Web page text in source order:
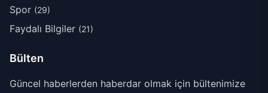
Spor (29)
Faydalı Bilgiler (21)
Bülten
Güncel haberlerden haberdar olmak için bültenimize